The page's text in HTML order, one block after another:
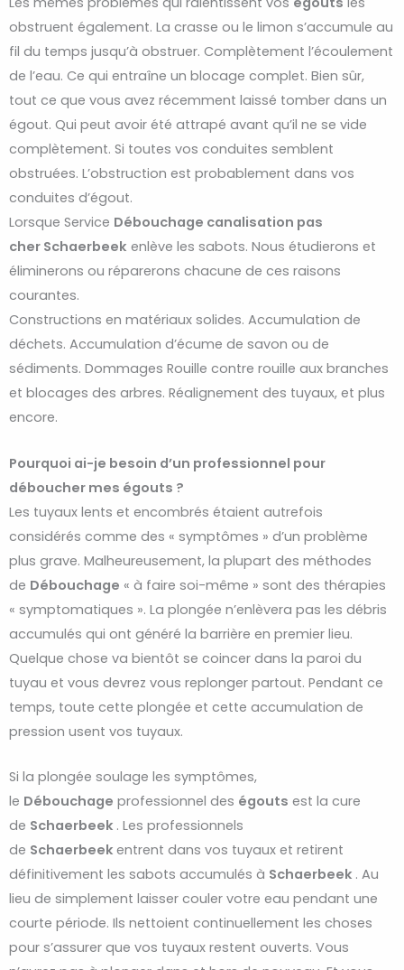
obstruent également. La crasse ou le limon s’accumule au
fil du temps jusqu’à obstruer. Complètement l’écoulement
de l’eau. Ce qui entraîne un blocage complet. Bien sûr,
tout ce que vous avez récemment laissé tomber dans un
égout. Qui peut avoir été attrapé avant qu’il ne se vide
complètement. Si toutes vos conduites semblent
obstruées. L’obstruction est probablement dans vos
conduites d’égout.
Lorsque Service Débouchage canalisation pas
cher Schaerbeek enlève les sabots. Nous étudierons et
éliminerons ou réparerons chacune de ces raisons
courantes.
Constructions en matériaux solides. Accumulation de
déchets. Accumulation d’écume de savon ou de
sédiments. Dommages Rouille contre rouille aux branches
et blocages des arbres. Réalignement des tuyaux, et plus
encore.
Pourquoi ai-je besoin d’un professionnel pour
déboucher mes égouts ?
Les tuyaux lents et encombrés étaient autrefois
considérés comme des « symptômes » d’un problème
plus grave. Malheureusement, la plupart des méthodes
de Débouchage « à faire soi-même » sont des thérapies
« symptomatiques ». La plongée n’enlèvera pas les débris
accumulés qui ont généré la barrière en premier lieu.
Quelque chose va bientôt se coincer dans la paroi du
tuyau et vous devrez vous replonger partout. Pendant ce
temps, toute cette plongée et cette accumulation de
pression usent vos tuyaux.
Si la plongée soulage les symptômes,
le Débouchage professionnel des égouts est la cure
de Schaerbeek . Les professionnels
de Schaerbeek entrent dans vos tuyaux et retirent
définitivement les sabots accumulés à Schaerbeek . Au
lieu de simplement laisser couler votre eau pendant une
courte période. Ils nettoient continuellement les choses
pour s’assurer que vos tuyaux restent ouverts. Vous